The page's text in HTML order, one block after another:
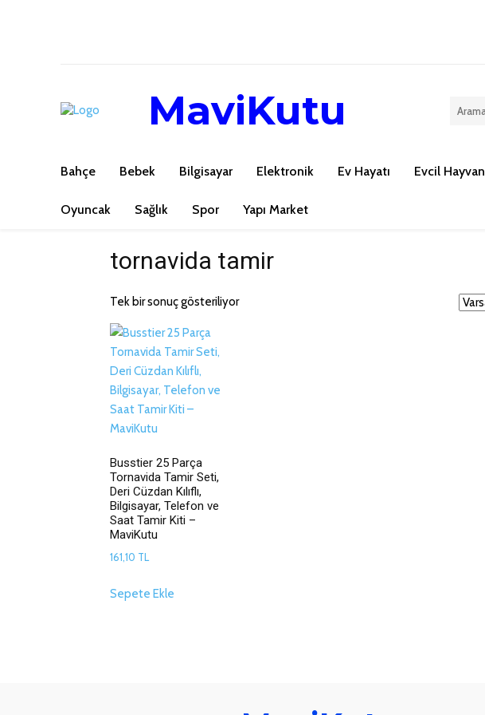
MaviKutu
Bahçe Bebek Bilgisayar Elektronik Ev Hayatı Evcil Hayvan
Oyuncak Sağlık Spor Yapı Market
tornavida tamir
Tek bir sonuç gösteriliyor
Busstier 25 Parça
Tornavida Tamir Seti,
Deri Cüzdan Kılıflı,
Bilgisayar, Telefon ve
Saat Tamir Kiti –
MaviKutu
161,10 TL
Sepete Ekle